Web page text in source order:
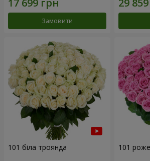
Замовити
101 біла троянда 101